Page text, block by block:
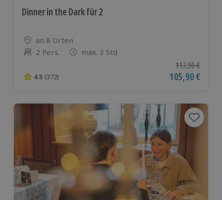
Dinner in the Dark für 2
Standort
an 8 Orten
Anzahl der Teilnehmer
2 Pers. max. 3 Std
4.5 von 5 Sternen basierend auf 372 Bewertungen
4.5 (372)
Ursprünglicher
117,90 €
Aktueller Preis
105,90 €